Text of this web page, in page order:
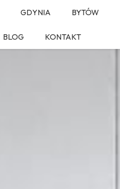
GDYNIA BYTÓW
BLOG KONTAKT